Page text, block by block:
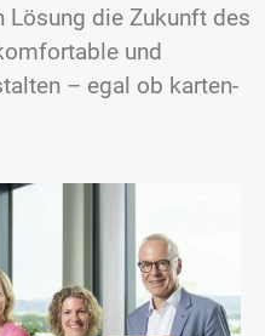
Lösung die Zukunft des
und
– egal ob karten-